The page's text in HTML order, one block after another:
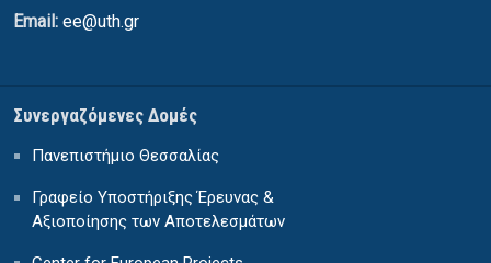
Email: ee@uth.gr
Συνεργαζόμενες Δομές
Πανεπιστήμιο Θεσσαλίας
Γραφείο Υποστήριξης Έρευνας &
Αξιοποίησης των Αποτελεσμάτων